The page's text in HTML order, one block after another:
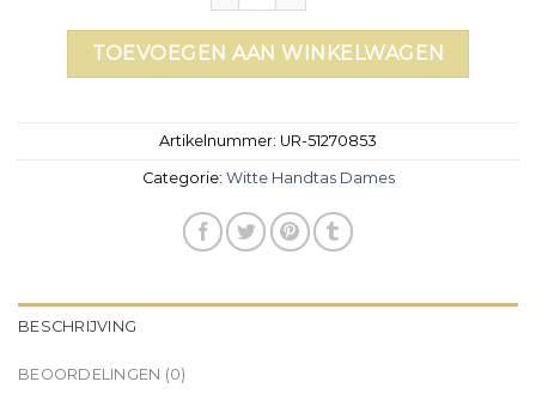
TOEVOEGEN AAN WINKELWAGEN
Artikelnummer: UR-51270853
Categorie: Witte Handtas Dames
BESCHRIJVING
BEOORDELINGEN (0)